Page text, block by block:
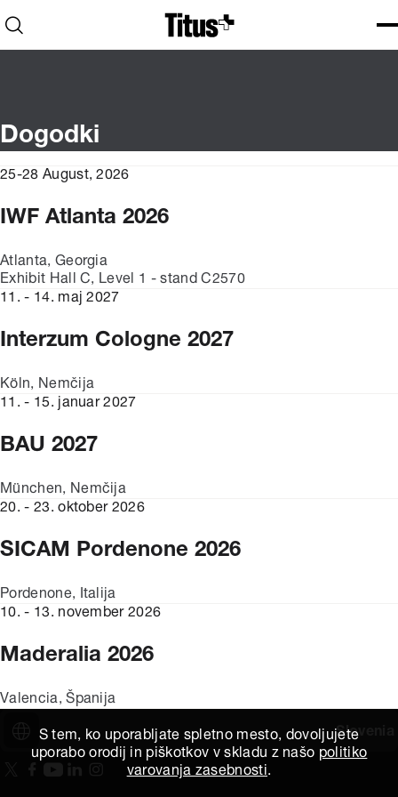
S tem, ko uporabljate spletno mesto, dovoljujete
uporabo orodij in piškotkov v skladu z našo politiko
varovanja zasebnosti.
Domov
Odpri iskalnik
Dogodki
25-28 August, 2026
IWF Atlanta 2026
Atlanta, Georgia
Exhibit Hall C, Level 1 - stand C2570
11. - 14. maj 2027
Interzum Cologne 2027
Köln, Nemčija
11. - 15. januar 2027
BAU 2027
München, Nemčija
20. - 23. oktober 2026
SICAM Pordenone 2026
Pordenone, Italija
10. - 13. november 2026
Maderalia 2026
Valencia, Španija
Slovenia
(Odpre se v novem oknu)
Na našo Facebook stran
(Odpre se v novem oknu)
Na našo Youtube stran
(Odpre se v novem oknu)
(Odpre se v novem oknu)
Na našo Instagram stran
(Odpre se v novem oknu)